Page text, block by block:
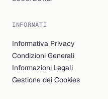
INFORMATI
Informativa Privacy
Condizioni Generali
Informazioni Legali
Gestione dei Cookies